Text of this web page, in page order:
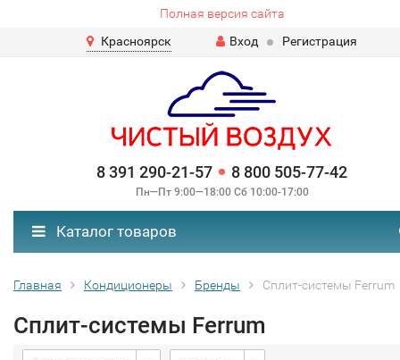
Полная версия сайта
Красноярск
Вход Регистрация
8 391 290-21-57 8 800 505-77-42
Пн—Пт 9:00—18:00 Сб 10:00-17:00
Каталог товаров
Главная Кондиционеры Бренды Cплит-системы Ferrum
Cплит-системы Ferrum